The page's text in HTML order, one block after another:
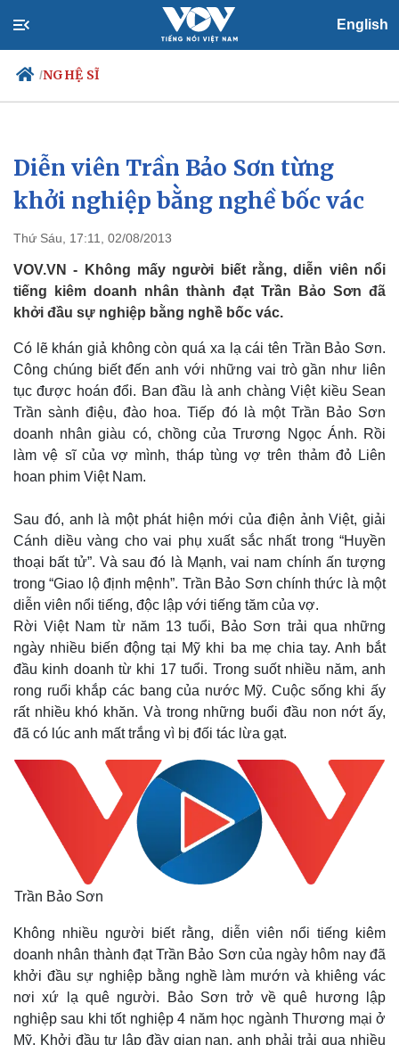
English
/NGHỆ SĨ
Chính trị
Đảng
Tổ chức nhân sự
Nhận diện sự thật
Xã hội
Tin 24h
Dự báo thời tiết
Việc làm
Biển đảo
Diễn viên Trần Bảo Sơn từng
khởi nghiệp bằng nghề bốc vác
Thứ Sáu, 17:11, 02/08/2013
VOV.VN - Không mấy người biết rằng, diễn viên nổi
tiếng kiêm doanh nhân thành đạt Trần Bảo Sơn đã
khởi đầu sự nghiệp bằng nghề bốc vác.
Có lẽ khán giả không còn quá xa lạ cái tên Trần Bảo Sơn.
Công chúng biết đến anh với những vai trò gần như liên
tục được hoán đổi. Ban đầu là anh chàng Việt kiều Sean
Trần sành điệu, đào hoa. Tiếp đó là một Trần Bảo Sơn
doanh nhân giàu có, chồng của Trương Ngọc Ánh. Rồi
làm vệ sĩ của vợ mình, tháp tùng vợ trên thảm đỏ Liên
hoan phim Việt Nam.
Sau đó, anh là một phát hiện mới của điện ảnh Việt, giải
Cánh diều vàng cho vai phụ xuất sắc nhất trong “Huyền
thoại bất tử”. Và sau đó là Mạnh, vai nam chính ấn tượng
trong “Giao lộ định mệnh”. Trần Bảo Sơn chính thức là một
diễn viên nổi tiếng, độc lập với tiếng tăm của vợ.
Rời Việt Nam từ năm 13 tuổi, Bảo Sơn trải qua những
ngày nhiều biến động tại Mỹ khi ba mẹ chia tay. Anh bắt
đầu kinh doanh từ khi 17 tuổi. Trong suốt nhiều năm, anh
rong ruổi khắp các bang của nước Mỹ. Cuộc sống khi ấy
rất nhiều khó khăn. Và trong những buổi đầu non nớt ấy,
đã có lúc anh mất trắng vì bị đối tác lừa gạt.
Trần Bảo Sơn
Không nhiều người biết rằng, diễn viên nổi tiếng kiêm
doanh nhân thành đạt Trần Bảo Sơn của ngày hôm nay đã
khởi đầu sự nghiệp bằng nghề làm mướn và khiêng vác
nơi xứ lạ quê người. Bảo Sơn trở về quê hương lập
nghiệp sau khi tốt nghiệp 4 năm học ngành Thương mại ở
Mỹ. Khởi đầu tự lập đầy gian nan, anh phải trải qua nhiều